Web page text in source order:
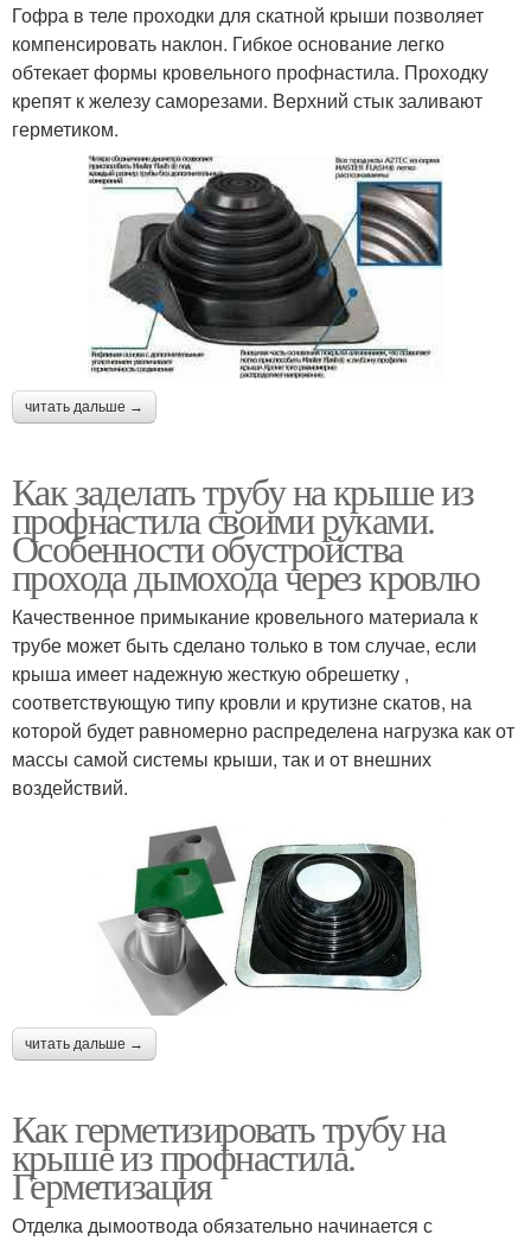
Гофра в теле проходки для скатной крыши позволяет
компенсировать наклон. Гибкое основание легко
обтекает формы кровельного профнастила. Проходку
крепят к железу саморезами. Верхний стык заливают
герметиком.
читать дальше →
Как заделать трубу на крыше из
профнастила своими руками.
Особенности обустройства
прохода дымохода через кровлю
Качественное примыкание кровельного материала к
трубе может быть сделано только в том случае, если
крыша имеет надежную жесткую обрешетку ,
соответствующую типу кровли и крутизне скатов, на
которой будет равномерно распределена нагрузка как от
массы самой системы крыши, так и от внешних
воздействий.
читать дальше →
Как герметизировать трубу на
крыше из профнастила.
Герметизация
Отделка дымоотвода обязательно начинается с